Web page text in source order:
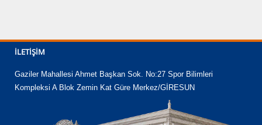
İLETIŞIM
Gaziler Mahallesi Ahmet Başkan Sok. No:27 Spor Bilimleri
Kompleksi A Blok Zemin Kat Güre Merkez/GİRESUN